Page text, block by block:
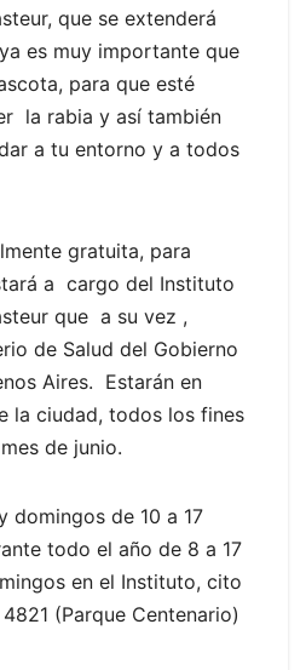
que se extenderá
es muy importante que
para que esté
la rabia y así también
a tu entorno y a todos
gratuita, para
a cargo del Instituto
que a su vez ,
de Salud del Gobierno
Aires. Estarán en
la ciudad, todos los fines
de junio.
domingos de 10 a 17
todo el año de 8 a 17
en el Instituto, cito
(Parque Centenario)